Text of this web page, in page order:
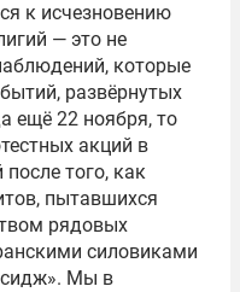
к исчезновению
— это не
которые
развёрнутых
ещё 22 ноября, то
акций в
того, как
пытавшихся
рядовых
силовиками
Мы в